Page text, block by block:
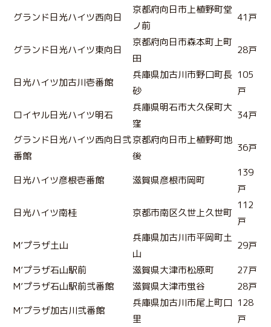
グランド日光ハイツ西向日
京都府向日市上植野町堂
ノ前
41戸
グランド日光ハイツ東向日
京都府向日市森本町上町
田
28戸
日光ハイツ加古川壱番館
兵庫県加古川市野口町長
砂
105
戸
ロイヤル日光ハイツ明石
兵庫県明石市大久保町大
窪
34戸
グランド日光ハイツ西向日弐
番館
京都府向日市上植野町地
後
36戸
日光ハイツ彦根壱番館 滋賀県彦根市岡町
139
戸
日光ハイツ南桂
京都市南区久世上久世町
112
戸
M’プラザ土山
兵庫県加古川市平岡町土
山
29戸
M’プラザ石山駅前
滋賀県大津市松原町
27戸
M’プラザ石山駅前弐番館
滋賀県大津市蛍谷
28戸
M’プラザ加古川弐番館
兵庫県加古川市尾上町口
里
128
戸